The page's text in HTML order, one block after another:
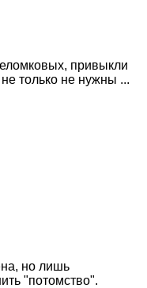
привыкли
только не нужны ...
но лишь
"потомство".